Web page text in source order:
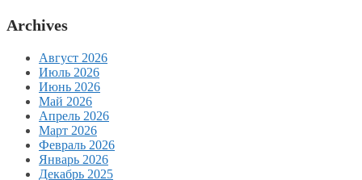
Archives
Август 2026
Июль 2026
Июнь 2026
Май 2026
Апрель 2026
Март 2026
Февраль 2026
Январь 2026
Декабрь 2025